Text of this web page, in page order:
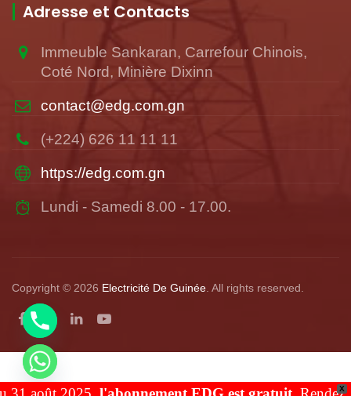
Adresse et Contacts
Immeuble Sankaran, Carrefour Chinois,
Coté Nord, Minière Dixinn
contact@edg.com.gn
(+224) 626 11 11 11
https://edg.com.gn
Lundi - Samedi 8.00 - 17.00.
Copyright © 2026 Electricité De Guinée . All rights reserved.
X